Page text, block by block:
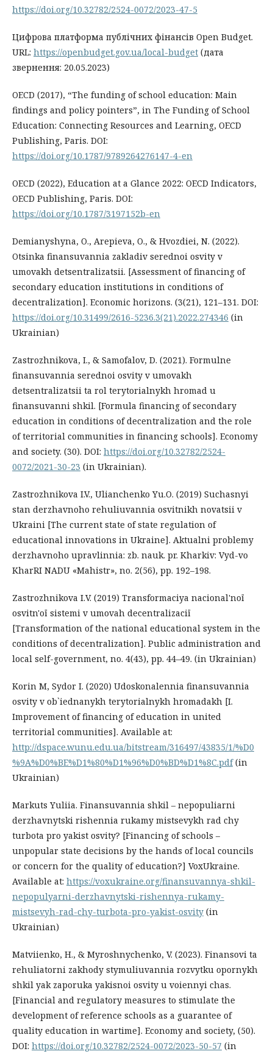
https://doi.org/10.32782/2524-0072/2023-47-5
Цифрова платформа публічних фінансів Open Budget.
URL: https://openbudget.gov.ua/local-budget (дата
звернення: 20.05.2023)
OECD (2017), “The funding of school education: Main
findings and policy pointers”, in The Funding of School
Education: Connecting Resources and Learning, OECD
Publishing, Paris. DOI:
https://doi.org/10.1787/9789264276147-4-en
OECD (2022), Education at a Glance 2022: OECD Indicators,
OECD Publishing, Paris. DOI:
https://doi.org/10.1787/3197152b-en
Demianyshyna, O., Arepieva, O., & Hvozdiei, N. (2022).
Otsinka finansuvannia zakladiv serednoi osvity v
umovakh detsentralizatsii. [Assessment of financing of
secondary education institutions in conditions of
decentralization]. Economic horizons. (3(21), 121–131. DOI:
https://doi.org/10.31499/2616-5236.3(21).2022.274346 (in
Ukrainian)
Zastrozhnikova, I., & Samofalov, D. (2021). Formulne
finansuvannia serednoi osvity v umovakh
detsentralizatsii ta rol terytorialnykh hromad u
finansuvanni shkil. [Formula financing of secondary
education in conditions of decentralization and the role
of territorial communities in financing schools]. Economy
and society. (30). DOI: https://doi.org/10.32782/2524-
0072/2021-30-23 (in Ukrainian).
Zastrozhnikova I.V., Ulianchenko Yu.O. (2019) Suchasnyi
stan derzhavnoho rehuliuvannia osvitnikh novatsii v
Ukraini [The current state of state regulation of
educational innovations in Ukraine]. Aktualni problemy
derzhavnoho upravlinnia: zb. nauk. pr. Kharkiv: Vyd-vo
KharRI NADU «Mahistr», no. 2(56), pp. 192–198.
Zastrozhnіkova І.V. (2019) Transformacіya nacіonal'noї
osvіtn'oї sistemi v umovah decentralіzacії
[Transformation of the national educational system in the
conditions of decentralization]. Public administration and
local self-government, no. 4(43), рр. 44–49. (in Ukrainian)
Korin M, Sydor I. (2020) Udoskonalennia finansuvannia
osvity v ob`iednanykh terytorialnykh hromadakh [I.
Improvement of financing of education in united
territorial communities]. Available at:
http://dspace.wunu.edu.ua/bitstream/316497/43835/1/%D0
%9A%D0%BE%D1%80%D1%96%D0%BD%D1%8C.pdf(in
Ukrainian)
Markuts Yuliia. Finansuvannia shkil – nepopuliarni
derzhavnytski rishennia rukamy mistsevykh rad chy
turbota pro yakist osvity? [Financing of schools –
unpopular state decisions by the hands of local councils
or concern for the quality of education?] VoxUkraine.
Available at: https://voxukraine.org/finansuvannya-shkil-
nepopulyarni-derzhavnytski-rishennya-rukamy-
mistsevyh-rad-chy-turbota-pro-yakist-osvity (in
Ukrainian)
Matviienko, H., & Myroshnychenko, V. (2023). Finansovi ta
rehuliatorni zakhody stymuliuvannia rozvytku opornykh
shkil yak zaporuka yakisnoi osvity u voiennyi chas.
[Financial and regulatory measures to stimulate the
development of reference schools as a guarantee of
quality education in wartime]. Economy and society, (50).
DOI: https://doi.org/10.32782/2524-0072/2023-50-57 (in